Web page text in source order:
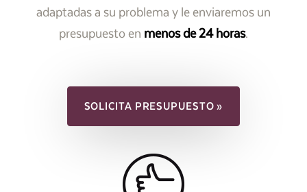
adaptadas a su problema y le enviaremos un
presupuesto en menos de 24 horas.
SOLICITA PRESUPUESTO »